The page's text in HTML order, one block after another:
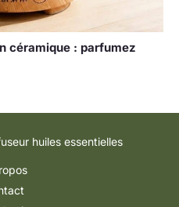
céramique : parfumez
huiles essentielles